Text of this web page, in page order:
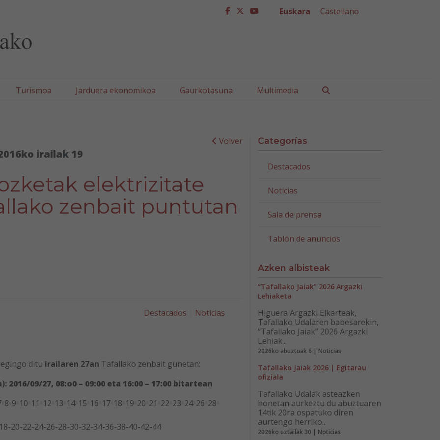
facebook
twitter
youtube
Euskara Castellano
Turismoa Jarduera ekonomikoa Gaurkotasuna Multimedia
Volver
irailak 19
elektrizitate
zenbait puntutan
Destacados Noticias
ditu irailaren 27an Tafallako zenbait gunetan:
2016/09/27, 08:o0 – 09:00 eta 16:00 – 17:00 bitartean
8-9-10-11-12-13-14-15-16-17-18-19-20-21-22-23-24-26-28-
20-22-24-26-28-30-32-34-36-38-40-42-44
Categorías
Destacados
Noticias
Sala de prensa
Tablón de anuncios
Azken albisteak
“Tafallako Jaiak” 2026 Argazki
Lehiaketa
Higuera Argazki Elkarteak,
Tafallako Udalaren babesarekin,
“Tafallako Jaiak” 2026 Argazki
Lehiak...
2026ko abuztuak 6 | Noticias
Tafallako Jaiak 2026 | Egitarau
ofiziala
Tafallako Udalak asteazken
honetan aurkeztu du abuztuaren
14tik 20ra ospatuko diren
aurtengo herriko...
2026ko uztailak 30 | Noticias